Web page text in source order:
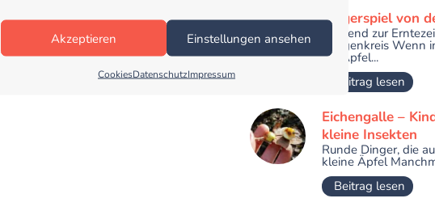
Akzeptieren Einstellungen ansehen
CookiesDatenschutzImpressum
Fingerspiel von
Passend zur
Morgenkreis Wenn
die Äpfel...
Beitrag lesen
Eichengalle –
kleine Insekten
Runde Dinger, die
kleine Äpfel
Beitrag lesen